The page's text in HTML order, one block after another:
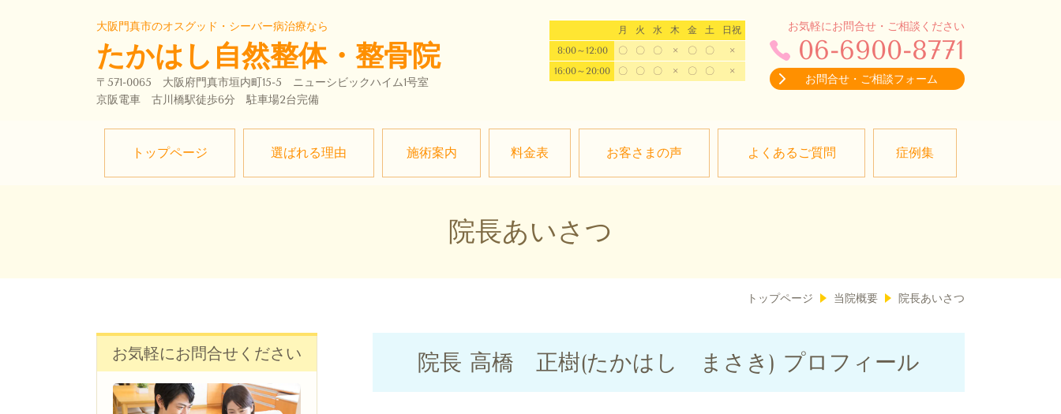
大阪門真市のオスグッド・シーバー病治療なら
たかはし自然整体・整骨院
〒571-0065 大阪府門真市垣内町15-5 ニューシビックハイム1号室
京阪電車 古川橋駅徒歩6分 駐車場2台完備
月 火 水 木 金 土
日祝
8:00～12:00
〇 〇 〇 × 〇 〇
×
16:00～20:00
〇 〇 〇 × 〇 〇 ×
お気軽にお問合せ・ご相談ください
06-6900-8771
お問合せ・ご相談フォーム
トップページ 選ばれる理由 施術案内 料金表 お客さまの声 よくあるご質問 症例集
院長あいさつ
トップページ 当院概要 院長あいさつ
院長 高橋 正樹(たかはし まさき) プロフィール
お気軽にお問合せください